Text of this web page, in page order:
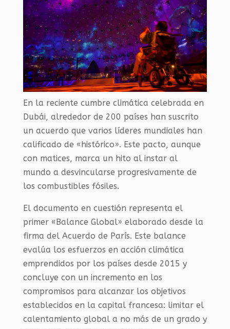
En la reciente cumbre climática celebrada en
Dubái, alrededor de 200 países han suscrito
un acuerdo que varios líderes mundiales han
calificado de «histórico». Este pacto, aunque
con matices, marca un hito al instar al
mundo a desvincularse progresivamente de
los combustibles fósiles.
El documento en cuestión representa el
primer «Balance Global» elaborado desde la
firma del Acuerdo de París. Este balance
evalúa los esfuerzos en acción climática
emprendidos por los países desde 2015 y
concluye con un incremento en los
compromisos para alcanzar los objetivos
establecidos en la capital francesa: limitar el
calentamiento global a no más de un grado y